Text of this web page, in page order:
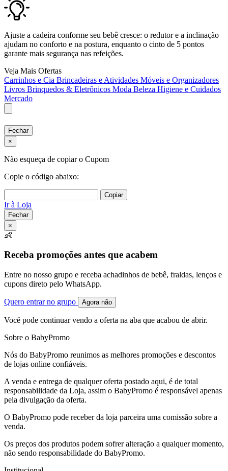
Ajuste a cadeira conforme seu bebê cresce: o redutor e a inclinação
ajudam no conforto e na postura, enquanto o cinto de 5 pontos
garante mais segurança nas refeições.
Veja Mais Ofertas
Carrinhos e Cia Brincadeiras e Atividades Móveis e Organizadores
Livros Brinquedos & Eletrônicos Moda Beleza Higiene e Cuidados
Mercado
Fechar
×
Não esqueça de copiar o Cupom
Copie o código abaixo:
Copiar
Ir à Loja
Fechar
×
👶
Receba promoções antes que acabem
Entre no nosso grupo e receba achadinhos de bebê, fraldas, lenços e
cupons direto pelo WhatsApp.
Quero entrar no grupo Agora não
Você pode continuar vendo a oferta na aba que acabou de abrir.
Sobre o BabyPromo
Nós do BabyPromo reunimos as melhores promoções e descontos
de lojas online confiáveis.
A venda e entrega de qualquer oferta postado aqui, é de total
responsabilidade da Loja, assim o BabyPromo é responsável apenas
pela divulgação da oferta.
O BabyPromo pode receber da loja parceira uma comissão sobre a
venda.
Os preços dos produtos podem sofrer alteração a qualquer momento,
não sendo responsabilidade do BabyPromo.